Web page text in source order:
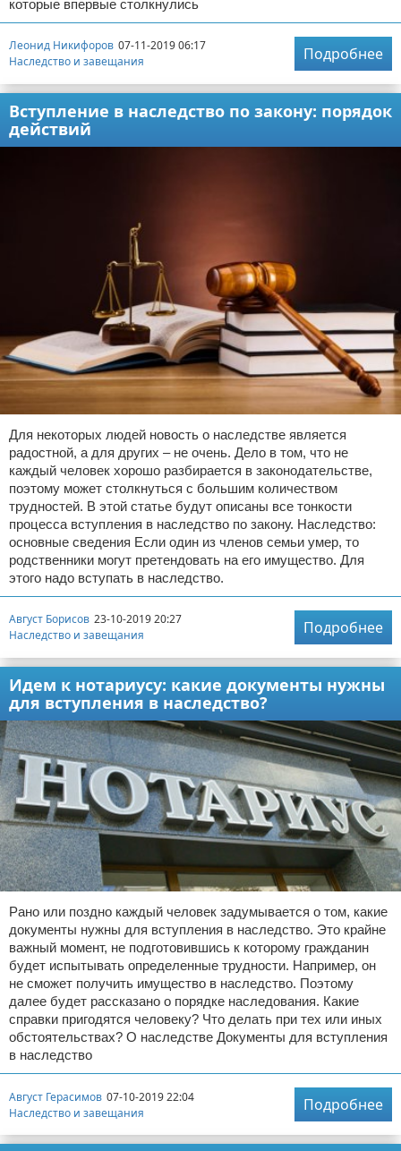
которые впервые столкнулись
Леонид Никифоров 07-11-2019 06:17
Наследство и завещания
Подробнее
Вступление в наследство по закону: порядок
действий
Для некоторых людей новость о наследстве является
радостной, а для других – не очень. Дело в том, что не
каждый человек хорошо разбирается в законодательстве,
поэтому может столкнуться с большим количеством
трудностей. В этой статье будут описаны все тонкости
процесса вступления в наследство по закону. Наследство:
основные сведения Если один из членов семьи умер, то
родственники могут претендовать на его имущество. Для
этого надо вступать в наследство.
Август Борисов 23-10-2019 20:27
Наследство и завещания
Подробнее
Идем к нотариусу: какие документы нужны
для вступления в наследство?
Рано или поздно каждый человек задумывается о том, какие
документы нужны для вступления в наследство. Это крайне
важный момент, не подготовившись к которому гражданин
будет испытывать определенные трудности. Например, он
не сможет получить имущество в наследство. Поэтому
далее будет рассказано о порядке наследования. Какие
справки пригодятся человеку? Что делать при тех или иных
обстоятельствах? О наследстве Документы для вступления
в наследство
Август Герасимов 07-10-2019 22:04
Наследство и завещания
Подробнее